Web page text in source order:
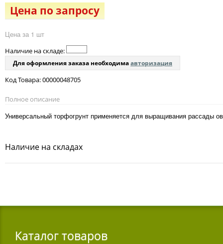
Цена по запросу
Цена за 1 шт
Наличие на складе:
Для оформления заказа необходимаавторизация
Код Товара: 00000048705
Полное описание
Универсальный торфогрунт применяется для выращивания рассады
Наличие на складах
Каталог товаров